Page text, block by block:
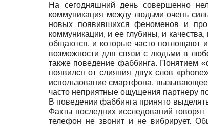
На сегодняшний день совершенно
коммуникация между людьми очень
новых появившихся феноменов и
коммуникации, и ее глубины, и
общаются, и которые часто поглощают
возможности для связи с людьми в
также поведение фаббинга. Понятием
появился от слияния двух слов
использование смартфона, вызывающее
часто неприятные ощущения партнеру
В поведении фаббинга принято
Факты последних исследований
телефон не звонит и не вибрирует.